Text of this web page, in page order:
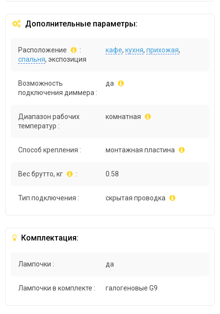
Дополнительные параметры:
Расположение : кафе,кухня,прихожая,
спальня, экспозиция
Возможность
подключения диммера :
да
Диапазон рабочих
температур :
комнатная
Способ крепления : монтажная пластина
Вес брутто, кг : 0.58
Тип подключения : скрытая проводка
Комплектация:
Лампочки : да
Лампочки в комплекте : галогеновые G9